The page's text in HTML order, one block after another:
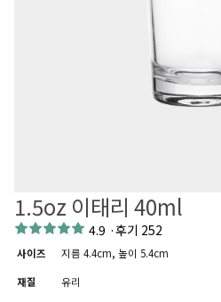
1.5oz 이태리 40ml
4.9 ·후기 252
사이즈
지름 4.4cm, 높이 5.4cm
재질
유리